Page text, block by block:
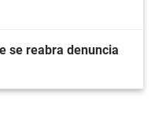
se reabra denuncia